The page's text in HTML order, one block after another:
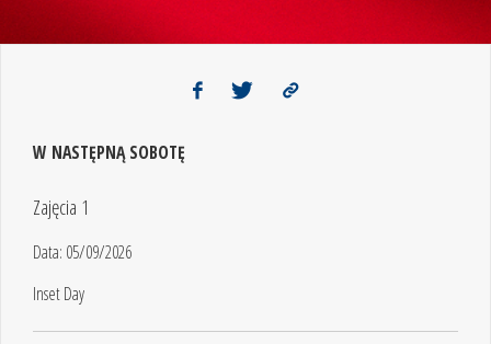
W NASTĘPNĄ SOBOTĘ
Zajęcia 1
Data: 05/09/2026
Inset Day